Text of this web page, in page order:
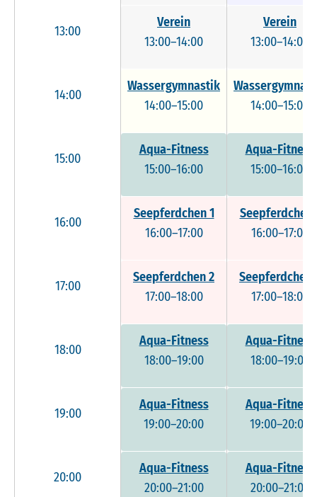
13:00
14:00
15:00
16:00
17:00
18:00
19:00
20:00
Verein
13:00–14:00
Wassergymnastik
14:00–15:00
Aqua-Fitness
15:00–16:00
Seepferdchen 1
16:00–17:00
Seepferdchen 2
17:00–18:00
Aqua-Fitness
18:00–19:00
Aqua-Fitness
19:00–20:00
Aqua-Fitness
20:00–21:00
Verein
13:00–14:00
14:00–15:00
Aqua-Fitness
15:00–16:00
Seepferdchen
16:00–17:00
Seepferdchen
17:00–18:00
Aqua-Fitness
18:00–19:00
Aqua-Fitness
19:00–20:00
Aqua-Fitness
20:00–21:00